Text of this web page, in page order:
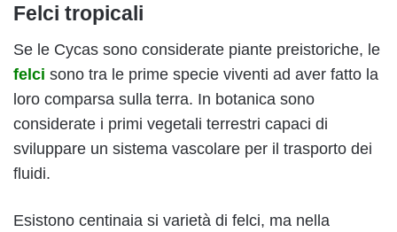
Felci tropicali
Se le Cycas sono considerate piante preistoriche, le
felci sono tra le prime specie viventi ad aver fatto la
loro comparsa sulla terra. In botanica sono
considerate i primi vegetali terrestri capaci di
sviluppare un sistema vascolare per il trasporto dei
fluidi.
Esistono centinaia si varietà di felci, ma nella